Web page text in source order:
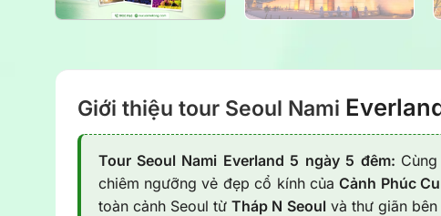
Giới thiệu tour Seoul Nami
Tour Seoul Nami Everland 5 ngày 5 đêm:
chiêm ngưỡng vẻ đẹp cổ kính củaCảnh Phúc
toàn cảnh Seoul từTháp N Seoulvà thư giãn bên